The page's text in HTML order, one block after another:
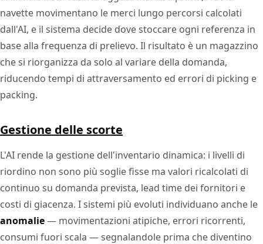
navette movimentano le merci lungo percorsi calcolati
dall'AI, e il sistema decide dove stoccare ogni referenza in
base alla frequenza di prelievo. Il risultato è un magazzino
che si riorganizza da solo al variare della domanda,
riducendo tempi di attraversamento ed errori di picking e
packing.
Gestione delle scorte
L'AI rende la gestione dell'inventario dinamica: i livelli di
riordino non sono più soglie fisse ma valori ricalcolati di
continuo su domanda prevista, lead time dei fornitori e
costi di giacenza. I sistemi più evoluti individuano anche le
anomalie— movimentazioni atipiche, errori ricorrenti,
consumi fuori scala — segnalandole prima che diventino